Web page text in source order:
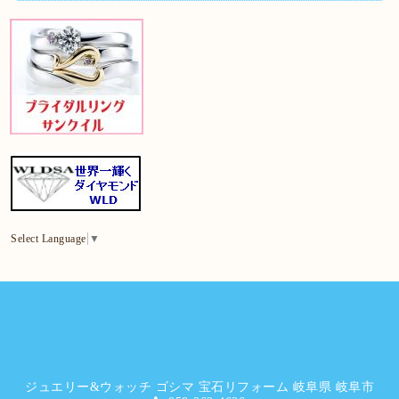
Select Language ▼
ジュエリー&ウォッチ ゴシマ 宝石リフォーム 岐阜県 岐阜市